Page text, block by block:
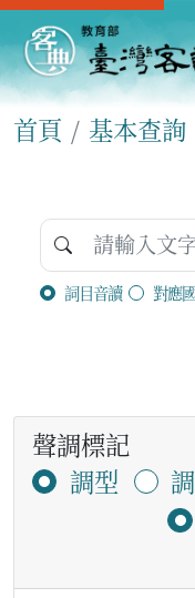
首頁 基本查詢
詞目音讀 對應
聲調標記
調型